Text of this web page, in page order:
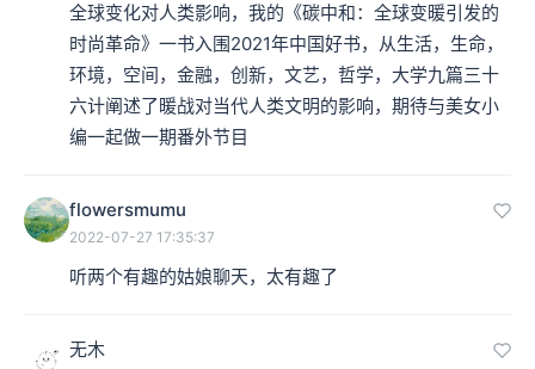
全球变化对人类影响，我的《碳中和：全球变暖引发的
时尚革命》一书入围2021年中国好书，从生活，生命，
环境，空间，金融，创新，文艺，哲学，大学九篇三十
六计阐述了暖战对当代人类文明的影响，期待与美女小
编一起做一期番外节目
flowersmumu
2022-07-27 17:35:37
听两个有趣的姑娘聊天，太有趣了
无木